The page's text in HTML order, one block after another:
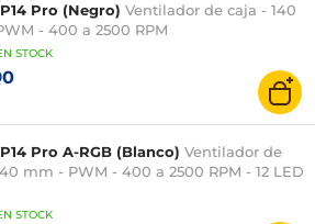
Pro (Negro) Ventilador de caja - 140
- 400 a 2500 RPM
STOCK
Pro A-RGB (Blanco) Ventilador de
mm - PWM - 400 a 2500 RPM - 12 LED
STOCK